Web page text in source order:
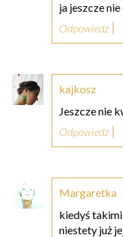
ja jeszcze
Odpowiedz
kajkosz
Jeszcze nie
Odpowiedz
Margaretka
kiedyś
niestety już